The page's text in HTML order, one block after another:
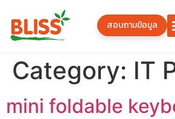
สอบถามข้อมูล
Category: IT
mini foldable